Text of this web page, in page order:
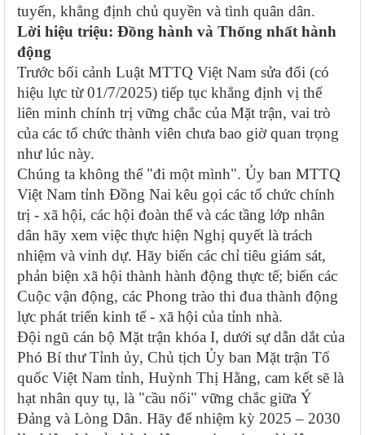
tuyến, khẳng định chủ quyền và tình quân dân.
Lời hiệu triệu: Đồng hành và Thống nhất hành
động
Trước bối cảnh Luật MTTQ Việt Nam sửa đổi (có
hiệu lực từ 01/7/2025) tiếp tục khẳng định vị thế
liên minh chính trị vững chắc của Mặt trận, vai trò
của các tổ chức thành viên chưa bao giờ quan trọng
như lúc này.
Chúng ta không thể "đi một mình". Ủy ban MTTQ
Việt Nam tỉnh Đồng Nai kêu gọi các tổ chức chính
trị - xã hội, các hội đoàn thể và các tầng lớp nhân
dân hãy xem việc thực hiện Nghị quyết là trách
nhiệm và vinh dự. Hãy biến các chỉ tiêu giám sát,
phản biện xã hội thành hành động thực tế; biến các
Cuộc vận động, các Phong trào thi đua thành động
lực phát triển kinh tế - xã hội của tỉnh nhà.
Đội ngũ cán bộ Mặt trận khóa I, dưới sự dẫn dắt của
Phó Bí thư Tỉnh ủy, Chủ tịch Ủy ban Mặt trận Tổ
quốc Việt Nam tỉnh, Huỳnh Thị Hằng, cam kết sẽ là
hạt nhân quy tụ, là "cầu nối" vững chắc giữa Ý
Đảng và Lòng Dân. Hãy để nhiệm kỳ 2025 – 2030